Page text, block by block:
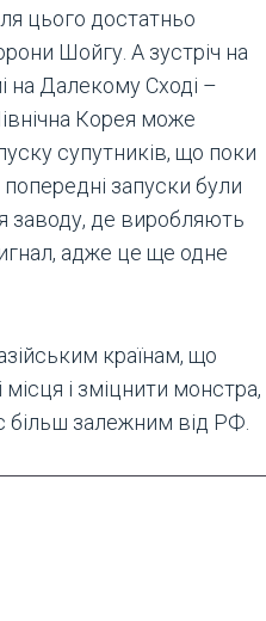
цього достатньо
Шойгу. А зустріч на
на Далекому Сході –
Корея може
супутників, що поки
запуски були
заводу, де виробляють
адже це ще одне
країнам, що
і зміцнити монстра,
більш залежним від РФ.